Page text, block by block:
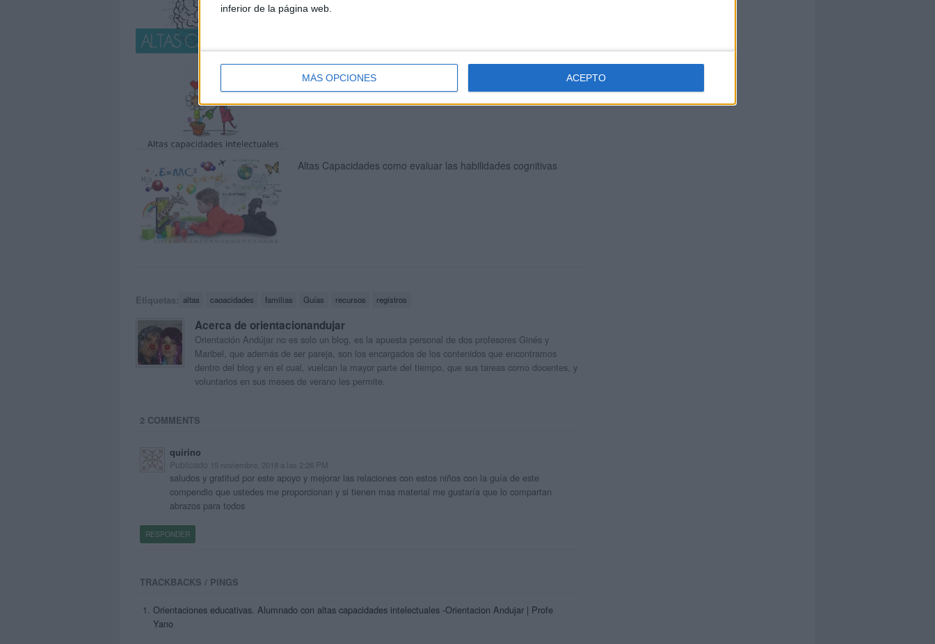
inferior de la página web.
MÁS OPCIONES ACEPTO
Orientaciones educativas. Alumnado con altas capacidades
intelectuales
Altas Capacidades como evaluar las habilidades cognitivas
Etiquetas: altas caoacidades familias Guías recursos registros
Acerca de orientacionandujar
Orientación Andújar no es solo un blog, es la apuesta personal de dos profesores Ginés y
Maribel, que además de ser pareja, son los encargados de los contenidos que encontramos
dentro del blog y en el cual, vuelcan la mayor parte del tiempo, que sus tareas como docentes, y
voluntarios en sus meses de verano les permite.
2 COMMENTS
quirino
Publicado 15 noviembre, 2018 a las 2:26 PM
saludos y gratitud por este apoyo y mejorar las relaciones con estos niños con la guía de este
compendio que ustedes me proporcionan y si tienen mas material me gustaría que lo compartan
abrazos para todos
RESPONDER
TRACKBACKS / PINGS
Orientaciones educativas. Alumnado con altas capacidades intelectuales -Orientacion Andujar | Profe
Yano